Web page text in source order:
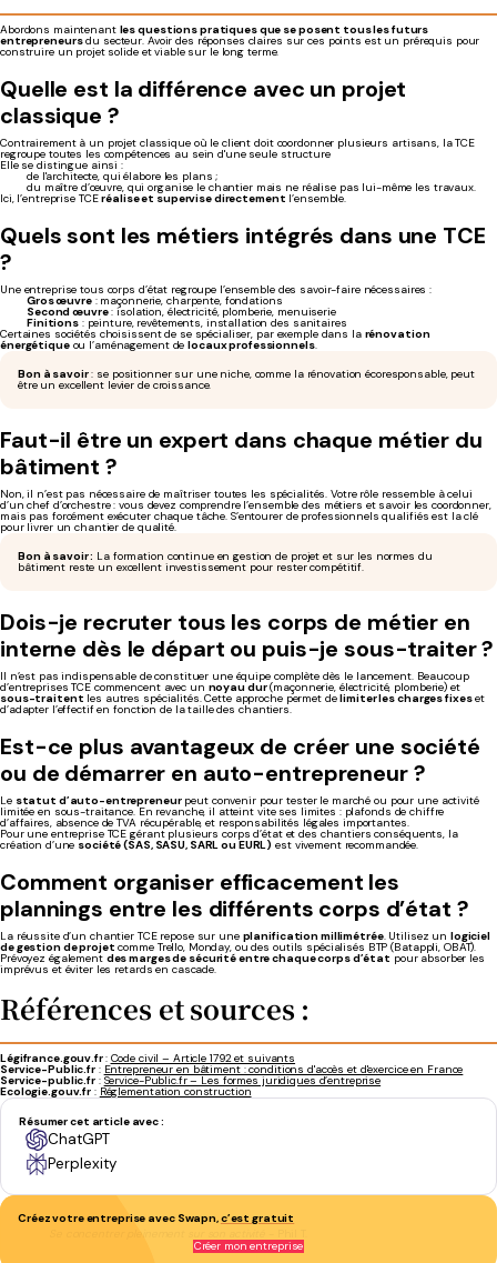
Abordons maintenant les questions pratiques que se posent tous les futurs
entrepreneursdu secteur. Avoir des réponses claires sur ces points est un prérequis pour
construire un projet solide et viable sur le long terme.
Quelle est la différence avec un projet
classique ?
Contrairement à un projet classique où le client doit coordonner plusieurs artisans, la TCE
regroupe toutes les compétences au sein d'une seule structure
Elle se distingue ainsi :
de l'architecte, qui élabore les plans ;
du maître d’œuvre, qui organise le chantier mais ne réalise pas lui-même les travaux.
Ici, l’entreprise TCEréalise et supervise directement l’ensemble.
Quels sont les métiers intégrés dans une TCE
?
Une entreprise tous corps d’état regroupe l’ensemble des savoir-faire nécessaires :
Gros œuvre: maçonnerie, charpente, fondations
Second œuvre: isolation, électricité, plomberie, menuiserie
Finitions: peinture, revêtements, installation des sanitaires
Certaines sociétés choisissent de se spécialiser, par exemple dans la rénovation
énergétiqueou l’aménagement delocaux professionnels.
Bon à savoir: se positionner sur une niche, comme la rénovation écoresponsable, peut
être un excellent levier de croissance.
Faut-il être un expert dans chaque métier du
bâtiment ?
Non, il n’est pas nécessaire de maîtriser toutes les spécialités. Votre rôle ressemble à celui
d’un chef d’orchestre : vous devez comprendre l’ensemble des métiers et savoir les coordonner,
mais pas forcément exécuter chaque tâche. S’entourer de professionnels qualifiés est la clé
pour livrer un chantier de qualité.
Bon à savoir : La formation continue en gestion de projet et sur les normes du
bâtiment reste un excellent investissement pour rester compétitif.
Dois-je recruter tous les corps de métier en
interne dès le départ ou puis-je sous-traiter ?
Il n’est pas indispensable de constituer une équipe complète dès le lancement. Beaucoup
d’entreprises TCE commencent avec un noyau dur(maçonnerie, électricité, plomberie) et
sous-traitent les autres spécialités. Cette approche permet delimiter les charges fixeset
d’adapter l’effectif en fonction de la taille des chantiers.
Est-ce plus avantageux de créer une société
ou de démarrer en auto-entrepreneur ?
Le statut d’auto-entrepreneurpeut convenir pour tester le marché ou pour une activité
limitée en sous-traitance. En revanche, il atteint vite ses limites : plafonds de chiffre
d’affaires, absence de TVA récupérable, et responsabilités légales importantes.
Pour une entreprise TCE gérant plusieurs corps d’état et des chantiers conséquents, la
création d’une société (SAS, SASU, SARL ou EURL) est vivement recommandée.
Comment organiser efficacement les
plannings entre les différents corps d’état ?
La réussite d’un chantier TCE repose sur une planification millimétrée. Utilisez un logiciel
de gestion de projet comme Trello, Monday, ou des outils spécialisés BTP (Batappli, OBAT).
Prévoyez également des marges de sécurité entre chaque corps d’état pour absorber les
imprévus et éviter les retards en cascade.
Références et sources :
Légifrance.gouv.fr: Code civil – Article 1792 et suivants
Service-Public.fr: Entrepreneur en bâtiment : conditions d'accès et d'exercice en France
Service-public.fr:Service-Public.fr – Les formes juridiques d’entreprise
Ecologie.gouv.fr : Réglementation construction
Résumer cet article avec :
ChatGPT
Perplexity
Créez votre entreprise avec Swapn,c’est gratuit
Créer mon entreprise